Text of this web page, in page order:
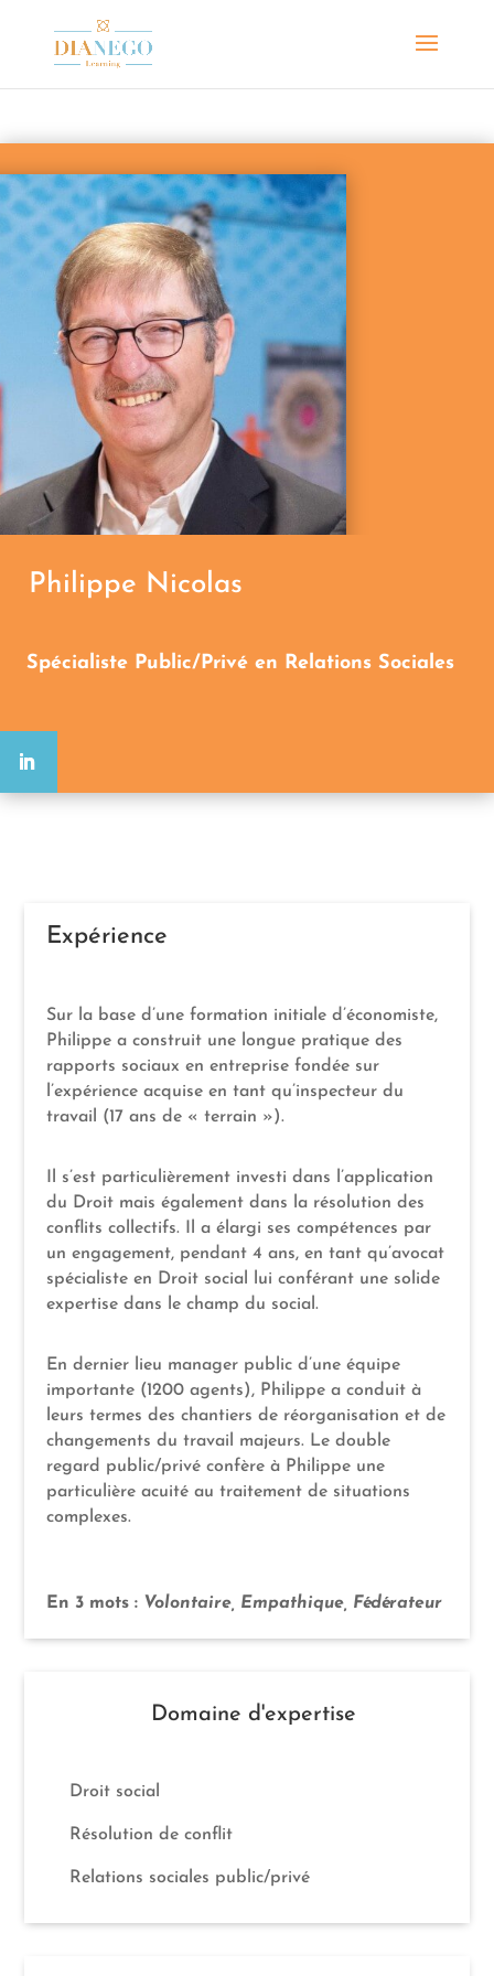
Philippe Nicolas
Spécialiste Public/Privé en Relations Sociales
Expérience
Sur la base d’une formation initiale d’économiste,
Philippe a construit une longue pratique des
rapports sociaux en entreprise fondée sur
l’expérience acquise en tant qu’inspecteur du
travail (17 ans de « terrain »).
Il s’est particulièrement investi dans l’application
du Droit mais également dans la résolution des
conflits collectifs. Il a élargi ses compétences par
un engagement, pendant 4 ans, en tant qu’avocat
spécialiste en Droit social lui conférant une solide
expertise dans le champ du social.
En dernier lieu manager public d’une équipe
importante (1200 agents), Philippe a conduit à
leurs termes des chantiers de réorganisation et de
changements du travail majeurs. Le double
regard public/privé confère à Philippe une
particulière acuité au traitement de situations
complexes.
En 3 mots : Volontaire, Empathique, Fédérateur
Domaine d'expertise
Droit social
Résolution de conflit
Relations sociales public/privé